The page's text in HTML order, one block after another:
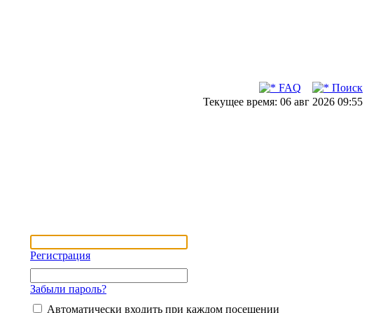
FAQ
Поиск
Текущее время: 06 авг 2026 09:55
Регистрация
Забыли пароль?
Автоматически входить при каждом посещении